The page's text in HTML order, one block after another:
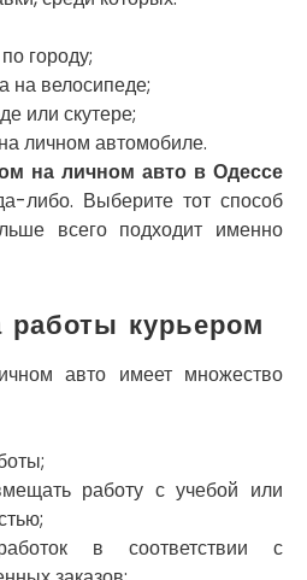
городу;
на велосипеде;
или скутере;
личном автомобиле.
на личном авто в Одессе
либо. Выберите тот способ
всего подходит именно
курьером
авто имеет множество
работу с учебой или
в соответствии с